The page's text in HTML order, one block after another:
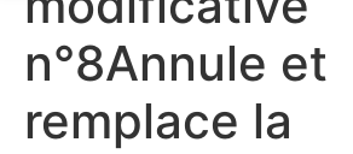
n°8Annule et
remplace la